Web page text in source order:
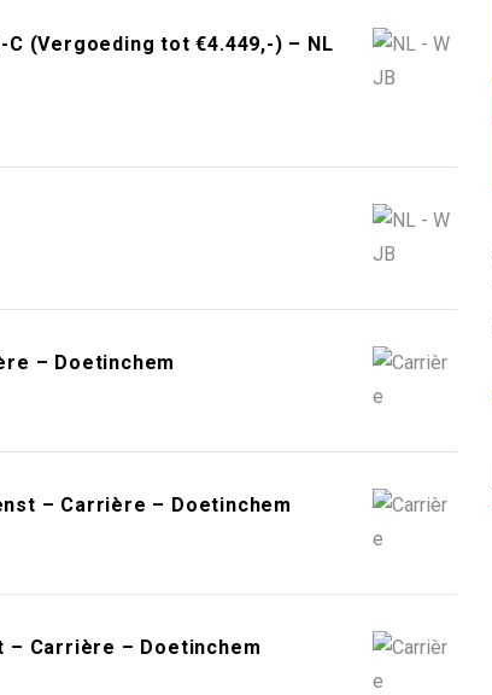
C (Vergoeding tot €4.449,-) – NL
– Doetinchem
– Carrière – Doetinchem
Carrière – Doetinchem